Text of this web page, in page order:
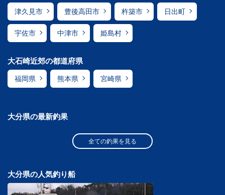
津久見市 豊後高田市 杵築市 日出町
宇佐市 中津市 姫島村
大石崎近郊の都道府県
福岡県 熊本県 宮崎県
大分県の最新釣果
全ての釣果を見る
大分県の人気釣り船